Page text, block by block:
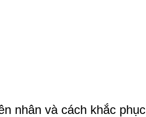
nhân và cách khắc phục